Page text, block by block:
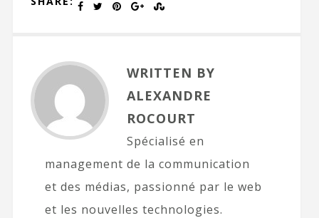
WRITTEN BY
ALEXANDRE
ROCOURT
Spécialisé en
management de la communication
et des médias, passionné par le web
et les nouvelles technologies.